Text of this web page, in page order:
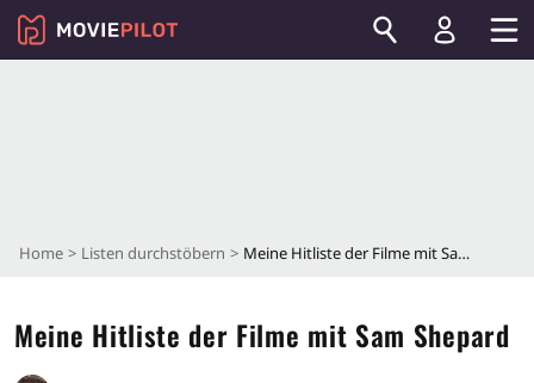
Home Listen durchstöbern Meine Hitliste der Filme mit Sam Shepard
Meine Hitliste der Filme mit Sam Shepard